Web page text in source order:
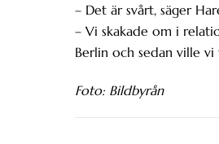
– Det är svårt, säger
– Vi skakade om i
Berlin och sedan ville
Foto: Bildbyrån